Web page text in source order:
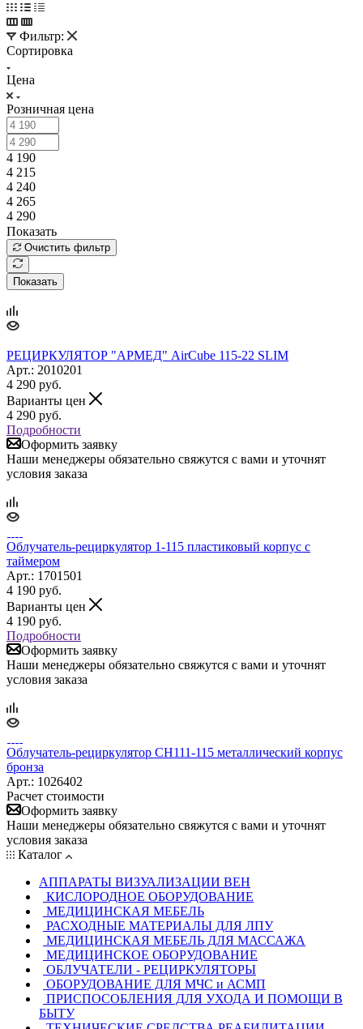
Фильтр:
Сортировка
Цена
Розничная цена
4 190
4 215
4 240
4 265
4 290
Показать
Очистить фильтр
Показать
РЕЦИРКУЛЯТОР "АРМЕД" AirCube 115-22 SLIM
Арт.: 2010201
4 290 руб.
Варианты цен
4 290 руб.
Подробности
Оформить заявку
Наши менеджеры обязательно свяжутся с вами и уточнят
условия заказа
Облучатель-рециркулятор 1-115 пластиковый корпус с
таймером
Арт.: 1701501
4 190 руб.
Варианты цен
4 190 руб.
Подробности
Оформить заявку
Наши менеджеры обязательно свяжутся с вами и уточнят
условия заказа
Облучатель-рециркулятор CH111-115 металлический корпус
бронза
Арт.: 1026402
Расчет стоимости
Оформить заявку
Наши менеджеры обязательно свяжутся с вами и уточнят
условия заказа
Каталог
АППАРАТЫ ВИЗУАЛИЗАЦИИ ВЕН
КИСЛОРОДНОЕ ОБОРУДОВАНИЕ
МЕДИЦИНСКАЯ МЕБЕЛЬ
РАСХОДНЫЕ МАТЕРИАЛЫ ДЛЯ ЛПУ
МЕДИЦИНСКАЯ МЕБЕЛЬ ДЛЯ МАССАЖА
МЕДИЦИНСКОЕ ОБОРУДОВАНИЕ
ОБЛУЧАТЕЛИ - РЕЦИРКУЛЯТОРЫ
ОБОРУДОВАНИЕ ДЛЯ МЧС и АСМП
ПРИСПОСОБЛЕНИЯ ДЛЯ УХОДА И ПОМОЩИ В
БЫТУ